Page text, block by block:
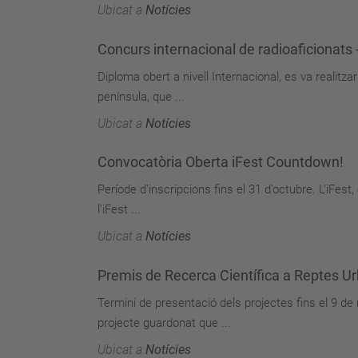
Ubicat a Notícies
Concurs internacional de radioaficionats
Diploma obert a nivell Internacional, es va
península, que ...
Ubicat a Notícies
Convocatòria Oberta iFest Countdown!
Període d'inscripcions fins el 31 d’octubre.
l’iFest ...
Ubicat a Notícies
Premis de Recerca Científica a Reptes
Termini de presentació dels projectes fins el 9
projecte guardonat que ...
Ubicat a Notícies